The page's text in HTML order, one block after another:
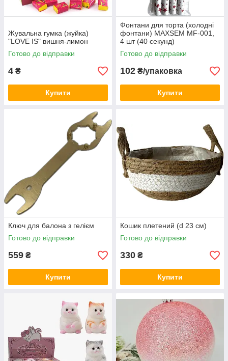
Жувальна гумка (жуйка)
"LOVE IS" вишня-лимон
Готово до відправки
4 ₴
Купити
Фонтани для торта (холодні
фонтани) MAXSEM MF-001,
4 шт (40 секунд)
Готово до відправки
102 ₴/упаковка
Купити
Ключ для балона з гелієм
Готово до відправки
559 ₴
Купити
Кошик плетений (d 23 см)
Готово до відправки
330 ₴
Купити